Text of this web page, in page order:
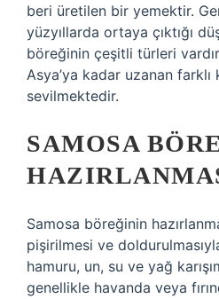
beri üretilen bir yemektir.
yüzyıllarda ortaya çıktığı
böreğinin çeşitli türleri
Asya’ya kadar uzanan
sevilmektedir.
SAMOSA
Samosa böreğinin
pişirilmesi ve
hamuru, un, su ve yağ
genellikle havanda veya